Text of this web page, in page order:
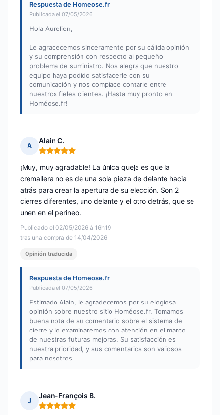
Respuesta de Homeose.fr
Publicada el 07/05/2026
Hola Aurelien,
Le agradecemos sinceramente por su cálida opinión
y su comprensión con respecto al pequeño
problema de suministro. Nos alegra que nuestro
equipo haya podido satisfacerle con su
comunicación y nos complace contarle entre
nuestros fieles clientes. ¡Hasta muy pronto en
Homéose.fr!
A
Alain C.
Nota: 5 de 5
Publicado el 02/05/2026 à 16h19
tras una compra de 14/04/2026
¡Muy, muy agradable! La única queja es que la
cremallera no es de una sola pieza de delante hacia
atrás para crear la apertura de su elección. Son 2
cierres diferentes, uno delante y el otro detrás, que se
unen en el perineo.
Opinión traducida
Respuesta de Homeose.fr
Publicada el 07/05/2026
Estimado Alain, le agradecemos por su elogiosa
opinión sobre nuestro sitio Homéose.fr. Tomamos
buena nota de su comentario sobre el sistema de
cierre y lo examinaremos con atención en el marco
de nuestras futuras mejoras. Su satisfacción es
nuestra prioridad, y sus comentarios son valiosos
para nosotros.
J
Jean-François B.
Nota: 5 de 5